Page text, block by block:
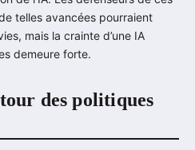
telles avancées pourraient
mais la crainte d’une IA
demeure forte.
des politiques